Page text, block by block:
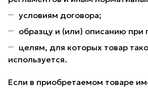
условиям договора;
образцу и (или) описанию при
целям, для которых товар
используется.
Если в приобретаемом товаре